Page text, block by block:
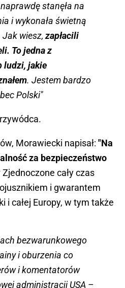
stanęła na
i wykonała świetną
Jak wiesz,zapłacili
To jedna z
ludzi, jakie
. Jestem bardzo
Polski"
Morawiecki napisał: "Na
za bezpieczeństwo
cały czas
i gwarantem
i całej Europy, w tym także
bezwarunkowego
i oburzenia co
i komentatorów
administracji USA –